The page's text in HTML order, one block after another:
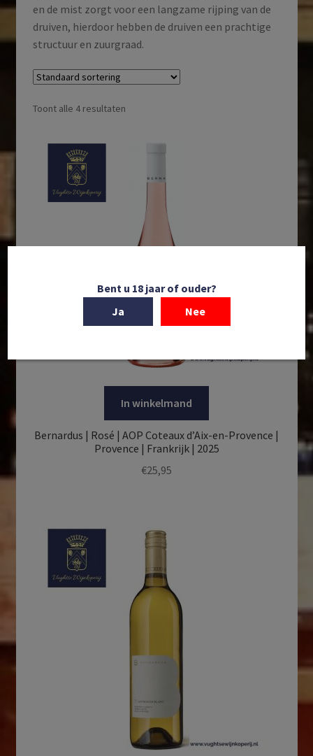
en de mist zorgt voor een langzame rijping van de
druiven, hierdoor hebben de druiven een prachtige
structuur en zuurgraad.
Toont alle 4 resultaten
In winkelmand
Bernardus | Rosé | AOP Coteaux d’Aix-en-Provence |
Provence | Frankrijk | 2025
€25,95
Bent u 18 jaar of ouder?
Ja
Nee